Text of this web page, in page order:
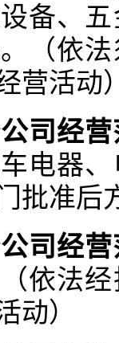
备、
（依
营活动
司经
电器
批准后
司经
依法
动）